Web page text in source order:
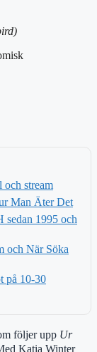
stream
Man Äter Det
1995 och
och När Söka
på 10-30
följer upp Ur
Katia Winter